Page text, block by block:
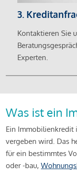
3.
Kontaktieren Sie
Experten.
Was ist ein
Ein Immobilienkredit
vergeben wird. Das
für ein bestimmtes
oder -bau,